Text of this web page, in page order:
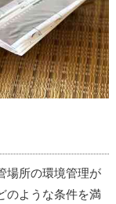
場所の環境管理が
のような条件を満